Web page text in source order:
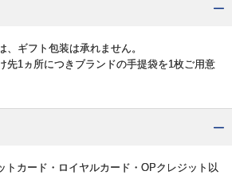
、ギフト包装は承れません。
先1ヵ所につきブランドの手提袋を1枚ご用意
トカード・ロイヤルカード・OPクレジット以